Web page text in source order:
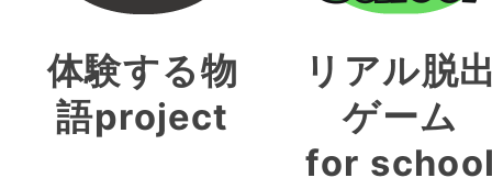
体験する物
語project
リアル脱
ゲーム
for